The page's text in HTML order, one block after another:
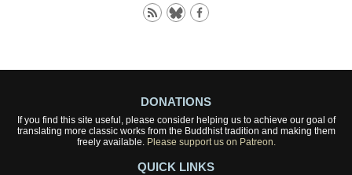
DONATIONS
If you find this site useful, please consider helping us to achieve our goal of
translating more classic works from the Buddhist tradition and making them
freely available. Please support us on Patreon.
QUICK LINKS